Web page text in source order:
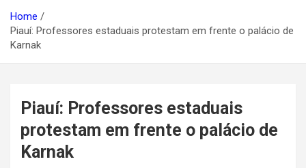
Home
Piauí: Professores estaduais protestam em frente o palácio de
Karnak
Piauí: Professores estaduais
protestam em frente o palácio de
Karnak